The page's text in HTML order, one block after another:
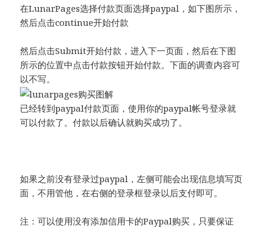
在LunarPages选择付款页面选择paypal，如下图所示，
然后点击continue开始付款
然后点击Submit开始付款，进入下一页面，然后在下图
所示的位置中点击付款按钮开始付款。下面的调查内容可
以不写。
已经转到paypal付款页面，使用你的paypal帐号登录就
可以付款了。付款以后确认就购买成功了。
如果之前没有登录过paypal，左侧可能会出现信息填写页
面，不用管他，在右侧的登录框登录以后支付即可。
注：可以使用没有添加信用卡的Paypal购买，只要保证